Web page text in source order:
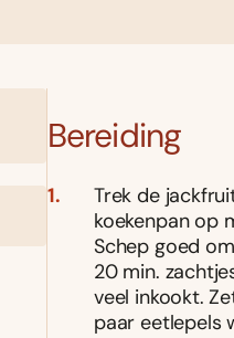
Bereiding
Trek de
koekenpan op
Schep goed
20 min.
veel inkookt.
paar eetlepels